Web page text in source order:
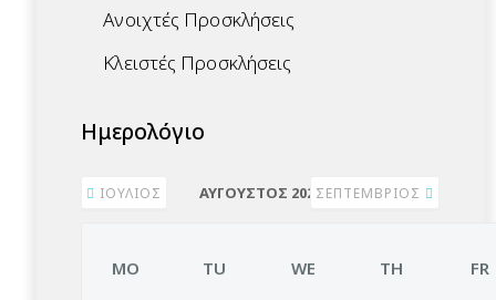
Ανοιχτές Προσκλήσεις
Κλειστές Προσκλήσεις
Ημερολόγιο
ΙΟΎΛΙΟΣ ΑΎΓΟΥΣΤΟΣ 2026ΣΕΠΤΈΜΒΡΙΟΣ
MO TU WE TH FR